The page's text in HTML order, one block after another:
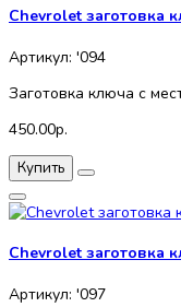
Chevrolet заготовка
Артикул: '094
Заготовка ключа с
450.00р.
Купить
Chevrolet заготовка
Артикул: '097